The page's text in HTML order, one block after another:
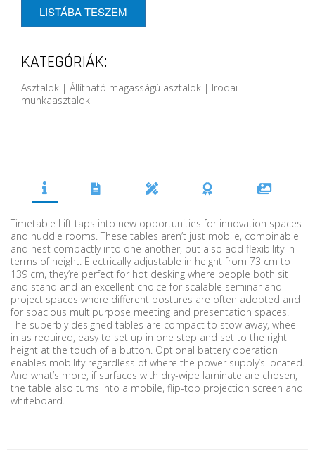
LISTÁBA TESZEM
KATEGÓRIÁK:
Asztalok | Állítható magasságú asztalok | Irodai
munkaasztalok
Timetable Lift taps into new opportunities for innovation spaces
and huddle rooms. These tables aren’t just mobile, combinable
and nest compactly into one another, but also add flexibility in
terms of height. Electrically adjustable in height from 73 cm to
139 cm, they’re perfect for hot desking where people both sit
and stand and an excellent choice for scalable seminar and
project spaces where different postures are often adopted and
for spacious multipurpose meeting and presentation spaces.
The superbly designed tables are compact to stow away, wheel
in as required, easy to set up in one step and set to the right
height at the touch of a button. Optional battery operation
enables mobility regardless of where the power supply’s located.
And what’s more, if surfaces with dry-wipe laminate are chosen,
the table also turns into a mobile, flip-top projection screen and
whiteboard.